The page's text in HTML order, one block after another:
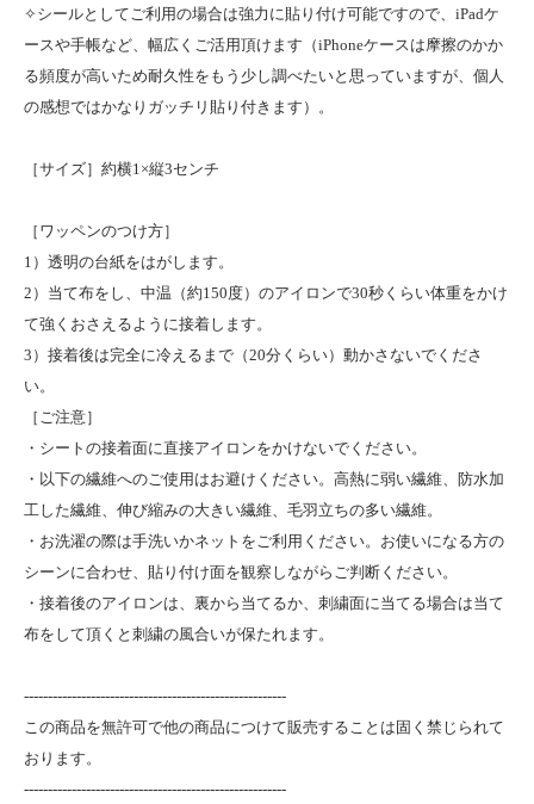
✧シールとしてご利用の場合は強力に貼り付け可能ですので、iPadケ
ースや手帳など、幅広くご活用頂けます（iPhoneケースは摩擦のかか
る頻度が高いため耐久性をもう少し調べたいと思っていますが、個人
の感想ではかなりガッチリ貼り付きます）。
［サイズ］約横1×縦3センチ
［ワッペンのつけ方］
1）透明の台紙をはがします。
2）当て布をし、中温（約150度）のアイロンで30秒くらい体重をかけ
て強くおさえるように接着します。
3）接着後は完全に冷えるまで（20分くらい）動かさないでくださ
い。
［ご注意］
・シートの接着面に直接アイロンをかけないでください。
・以下の繊維へのご使用はお避けください。高熱に弱い繊維、防水加
工した繊維、伸び縮みの大きい繊維、毛羽立ちの多い繊維。
・お洗濯の際は手洗いかネットをご利用ください。お使いになる方の
シーンに合わせ、貼り付け面を観察しながらご判断ください。
・接着後のアイロンは、裏から当てるか、刺繍面に当てる場合は当て
布をして頂くと刺繍の風合いが保たれます。
-------------------------------------------------------
この商品を無許可で他の商品につけて販売することは固く禁じられて
おります。
-------------------------------------------------------